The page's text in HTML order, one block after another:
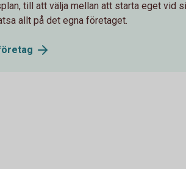
till att välja mellan att starta eget vid
allt på det egna företaget.